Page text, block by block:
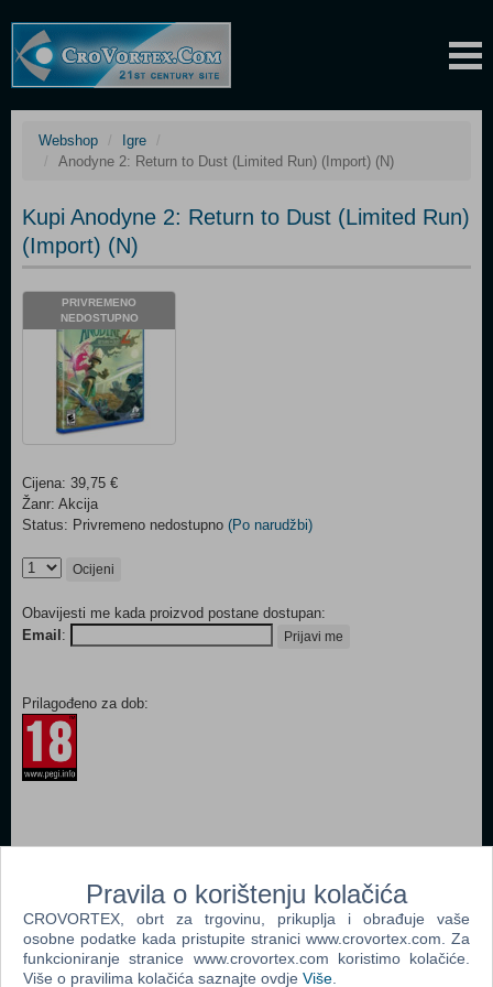
Webshop
Igre
Anodyne 2: Return to Dust (Limited Run) (Import) (N)
Kupi Anodyne 2: Return to Dust (Limited Run)
(Import) (N)
PRIVREMENO
NEDOSTUPNO
Cijena: 39,75 €
Žanr: Akcija
Status: Privremeno nedostupno (Po narudžbi)
Ocijeni
Obavijesti me kada proizvod postane dostupan:
Email : Prijavi me
Prilagođeno za dob:
Grand Theft Auto: San Andreas (PS 2)
Grand Theft Auto San Andreas (PC)
Grand Theft Auto Vice City (PC)
Pravila o korištenju kolačića
CROVORTEX, obrt za trgovinu, prikuplja i obrađuje vaše
osobne podatke kada pristupite stranici www.crovortex.com. Za
funkcioniranje stranice www.crovortex.com koristimo kolačiće.
Više o pravilima kolačića saznajte ovdje Više